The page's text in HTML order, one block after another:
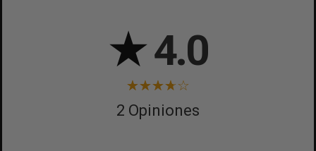
★4.0
2 Opiniones